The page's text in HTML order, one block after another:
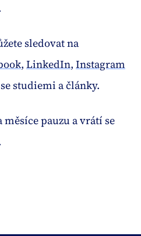
sledovat na
, LinkedIn, Instagram
se studiemi a články.
pauzu a vrátí se